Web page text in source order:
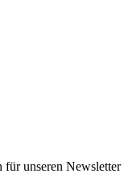
für unseren Newsletter